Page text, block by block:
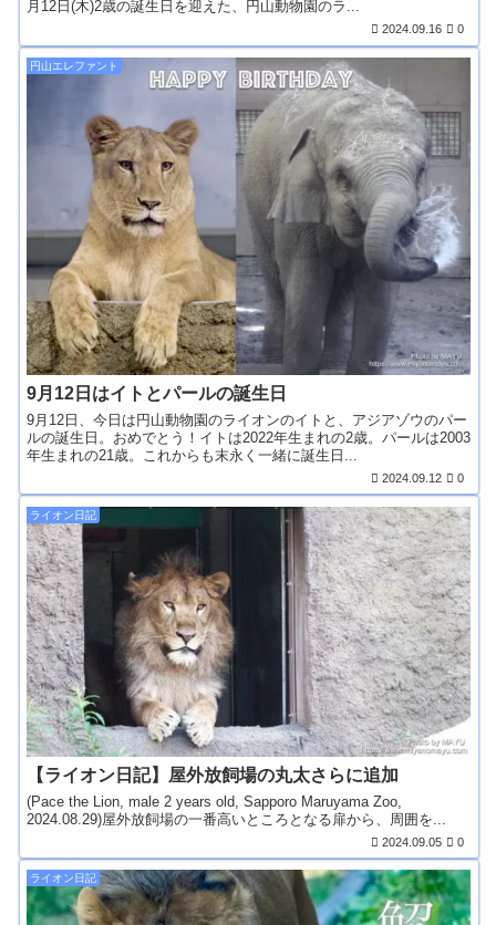
月12日(木)2歳の誕生日を迎えた、円山動物園のラ...
2024.09.16 0
円山エレファント
9月12日はイトとパールの誕生日
9月12日、今日は円山動物園のライオンのイトと、アジアゾウのパー
ルの誕生日。おめでとう！イトは2022年生まれの2歳。パールは2003
年生まれの21歳。これからも末永く一緒に誕生日...
2024.09.12 0
ライオン日記
【ライオン日記】屋外放飼場の丸太さらに追加
(Pace the Lion, male 2 years old, Sapporo Maruyama Zoo,
2024.08.29)屋外放飼場の一番高いところとなる扉から、周囲を...
2024.09.05 0
ライオン日記